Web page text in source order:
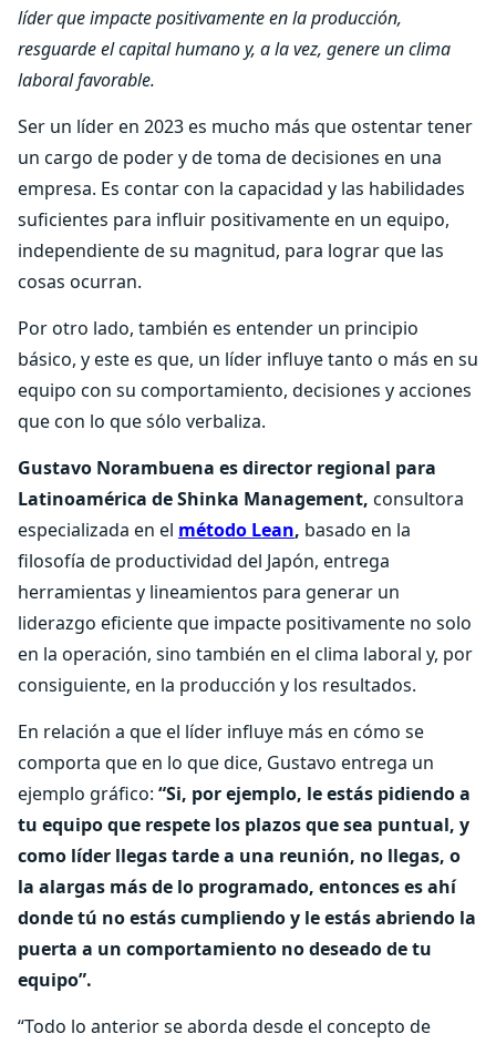
líder que impacte positivamente en la producción,
resguarde el capital humano y, a la vez, genere un clima
laboral favorable.
Ser un líder en 2023 es mucho más que ostentar tener
un cargo de poder y de toma de decisiones en una
empresa. Es contar con la capacidad y las habilidades
suficientes para influir positivamente en un equipo,
independiente de su magnitud, para lograr que las
cosas ocurran.
Por otro lado, también es entender un principio
básico, y este es que, un líder influye tanto o más en su
equipo con su comportamiento, decisiones y acciones
que con lo que sólo verbaliza.
Gustavo Norambuena es director regional para
Latinoamérica deShinka Management, consultora
especializada en el método Lean, basado en la
filosofía de productividad del Japón, entrega
herramientas y lineamientos para generar un
liderazgo eficiente que impacte positivamente no solo
en la operación, sino también en el clima laboral y, por
consiguiente, en la producción y los resultados.
En relación a que el líder influye más en cómo se
comporta que en lo que dice, Gustavo entrega un
ejemplo gráfico: “Si, por ejemplo, le estás pidiendo a
tu equipo que respete los plazos que sea puntual, y
como líder llegas tarde a una reunión, no llegas, o
la alargas más de lo programado, entonces es ahí
donde tú no estás cumpliendo y le estás abriendo la
puerta a un comportamiento no deseado de tu
equipo”.
“Todo lo anterior se aborda desde el concepto de